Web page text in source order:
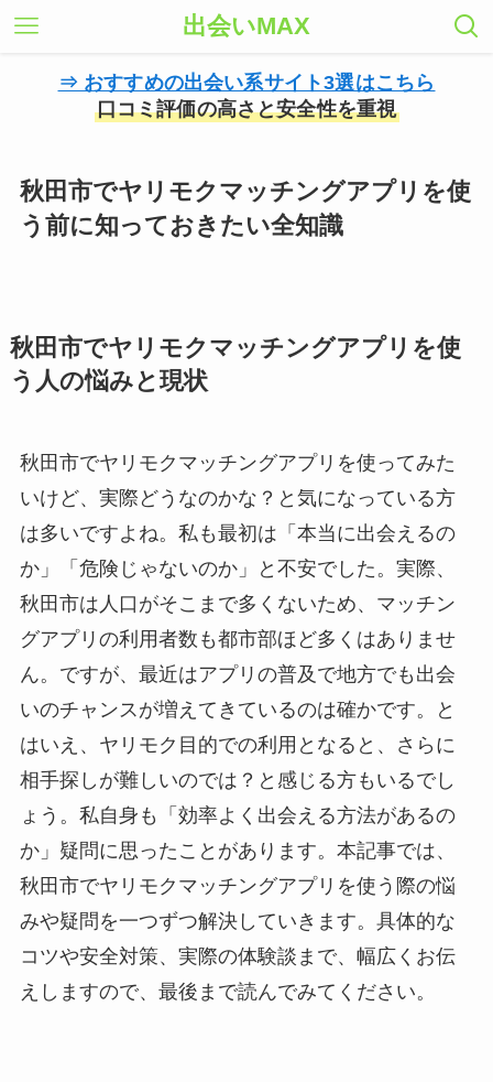
出会いMAX
⇒ おすすめの出会い系サイト3選はこちら
口コミ評価の高さと安全性を重視
秋田市でヤリモクマッチングアプリを使
う前に知っておきたい全知識
秋田市でヤリモクマッチングアプリを使
う人の悩みと現状
秋田市でヤリモクマッチングアプリを使ってみた
いけど、実際どうなのかな？と気になっている方
は多いですよね。私も最初は「本当に出会えるの
か」「危険じゃないのか」と不安でした。実際、
秋田市は人口がそこまで多くないため、マッチン
グアプリの利用者数も都市部ほど多くはありませ
ん。ですが、最近はアプリの普及で地方でも出会
いのチャンスが増えてきているのは確かです。と
はいえ、ヤリモク目的での利用となると、さらに
相手探しが難しいのでは？と感じる方もいるでし
ょう。私自身も「効率よく出会える方法があるの
か」疑問に思ったことがあります。本記事では、
秋田市でヤリモクマッチングアプリを使う際の悩
みや疑問を一つずつ解決していきます。具体的な
コツや安全対策、実際の体験談まで、幅広くお伝
えしますので、最後まで読んでみてください。